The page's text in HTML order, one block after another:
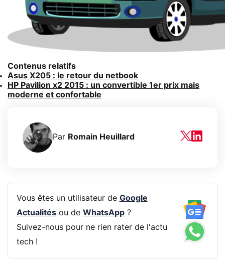
Contenus relatifs
Asus X205 : le retour du netbook
HP Pavilion x2 2015 : un convertible 1er prix mais
moderne et confortable
Par Romain Heuillard
Vous êtes un utilisateur de Google
Actualitésou de WhatsApp?
Suivez-nous pour ne rien rater de l'actu
tech !